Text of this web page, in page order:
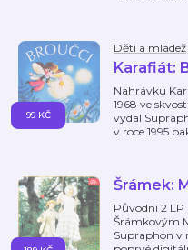
Děti a mládež
Karafiát:
Nahrávku
1968 ve
vydal
v roce 1995
99 KČ
Šrámek:
Původní 2 LP
Šrámkovým
Supraphon v